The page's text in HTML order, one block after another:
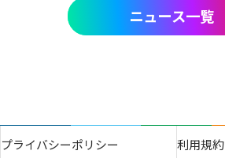
ニュース一覧
プライバシーポリシー 利用規約